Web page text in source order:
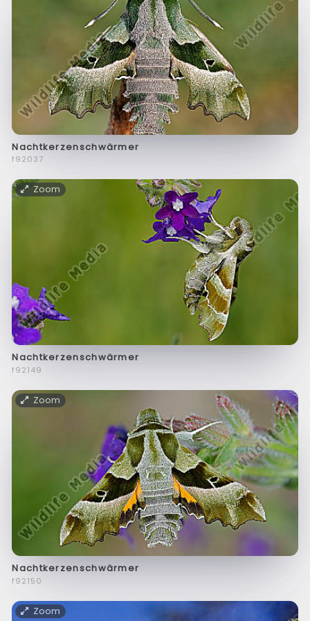
Nachtkerzenschwärmer
f92037
Zoom
Nachtkerzenschwärmer
f92149
Zoom
Nachtkerzenschwärmer
f92150
Zoom